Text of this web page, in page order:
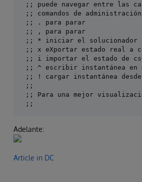
;; puede navegar entre las
;; comandos de
;; . para parar
;; , para parar
;; * iniciar el solucionador
;; x eXportar estado real a
;; i importar el estado de
;; ^ escribir instantánea en
;; ! cargar instantánea
;;
;; Para una mejor
Adelante:
Article in DC